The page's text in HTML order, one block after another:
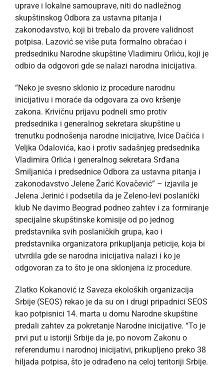
uprave i lokalne samouprave, niti do nadležnog
skupštinskog Odbora za ustavna pitanja i
zakonodavstvo, koji bi trebalo da provere validnost
potpisa. Lazović se više puta formalno obraćao i
predsedniku Narodne skupštine Vladimiru Orliću, koji je
odbio da odgovori gde se nalazi narodna inicijativa.
“Neko je svesno sklonio iz procedure narodnu
inicijativu i moraće da odgovara za ovo kršenje
zakona. Krivičnu prijavu podneli smo protiv
predsednika i generalnog sekretara skupštine u
trenutku podnošenja narodne inicijative, Ivice Dačića i
Veljka Odalovića, kao i protiv sadašnjeg predsednika
Vladimira Orlića i generalnog sekretara Srđana
Smiljanića i predsednice Odbora za ustavna pitanja i
zakonodavstvo Jelene Žarić Kovačević” – izjavila je
Jelena Jerinić i podsetila da je Zeleno-levi poslanički
klub Ne davimo Beograd podneo zahtev i za formiranje
specijalne skupštinske komisije od po jednog
predstavnika svih poslaničkih grupa, kao i
predstavnika organizatora prikupljanja peticije, koja bi
utvrdila gde se narodna inicijativa nalazi i ko je
odgovoran za to što je ona sklonjena iz procedure.
Zlatko Kokanović iz Saveza ekoloških organizacija
Srbije (SEOS) rekao je da su on i drugi pripadnici SEOS
kao potpisnici 14. marta u domu Narodne skupštine
predali zahtev za pokretanje Narodne inicijative. “To je
prvi put u istoriji Srbije da je, po novom Zakonu o
referendumu i narodnoj inicijativi, prikupljeno preko 38
hiljada potpisa, što je odrađeno na celoj teritoriji Srbije.